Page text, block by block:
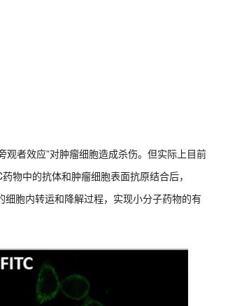
者效应”对肿瘤细胞造成杀伤。但实际上目前
物中的抗体和肿瘤细胞表面抗原结合后，
胞内转运和降解过程，实现小分子药物的有